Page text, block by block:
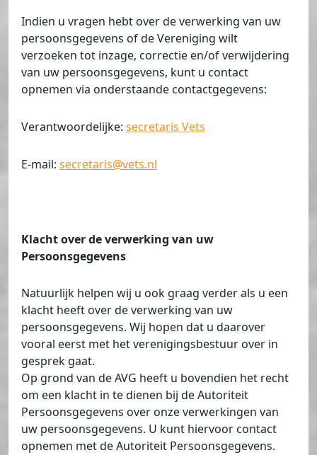
Indien u vragen hebt over de verwerking van uw
persoonsgegevens of de Vereniging wilt
verzoeken tot inzage, correctie en/of verwijdering
van uw persoonsgegevens, kunt u contact
opnemen via onderstaande contactgegevens:
Verantwoordelijke: secretaris Vets
E-mail: secretaris@vets.nl
Klacht over de verwerking van uw
Persoonsgegevens
Natuurlijk helpen wij u ook graag verder als u een
klacht heeft over de verwerking van uw
persoonsgegevens. Wij hopen dat u daarover
vooral eerst met het verenigingsbestuur over in
gesprek gaat.
Op grond van de AVG heeft u bovendien het recht
om een klacht in te dienen bij de Autoriteit
Persoonsgegevens over onze verwerkingen van
uw persoonsgegevens. U kunt hiervoor contact
opnemen met de Autoriteit Persoonsgegevens.